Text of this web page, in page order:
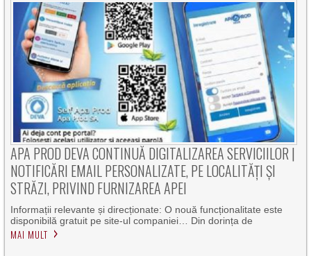
APA PROD DEVA CONTINUĂ DIGITALIZAREA SERVICIILOR |
NOTIFICĂRI EMAIL PERSONALIZATE, PE LOCALITĂȚI ȘI
STRĂZI, PRIVIND FURNIZAREA APEI
Informații relevante și direcționate: O nouă funcționalitate este
disponibilă gratuit pe site-ul companiei… Din dorința de
MAI MULT